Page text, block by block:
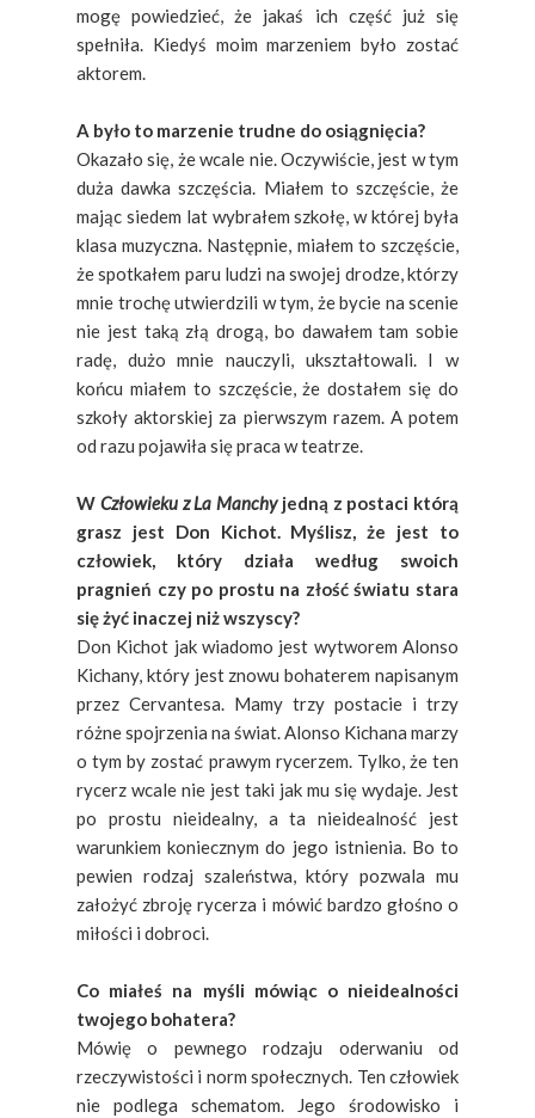
mogę powiedzieć, że jakaś ich część już się
spełniła. Kiedyś moim marzeniem było zostać
aktorem.
A było to marzenie trudne do osiągnięcia?
Okazało się, że wcale nie. Oczywiście, jest w tym
duża dawka szczęścia. Miałem to szczęście, że
mając siedem lat wybrałem szkołę, w której była
klasa muzyczna. Następnie, miałem to szczęście,
że spotkałem paru ludzi na swojej drodze, którzy
mnie trochę utwierdzili w tym, że bycie na scenie
nie jest taką złą drogą, bo dawałem tam sobie
radę, dużo mnie nauczyli, ukształtowali. I w
końcu miałem to szczęście, że dostałem się do
szkoły aktorskiej za pierwszym razem. A potem
od razu pojawiła się praca w teatrze.
W Człowieku z La Manchyjedną z postaci którą
grasz jest Don Kichot. Myślisz, że jest to
człowiek, który działa według swoich
pragnień czy po prostu na złość światu stara
się żyć inaczej niż wszyscy?
Don Kichot jak wiadomo jest wytworem Alonso
Kichany, który jest znowu bohaterem napisanym
przez Cervantesa. Mamy trzy postacie i trzy
różne spojrzenia na świat. Alonso Kichana marzy
o tym by zostać prawym rycerzem. Tylko, że ten
rycerz wcale nie jest taki jak mu się wydaje. Jest
po prostu nieidealny, a ta nieidealność jest
warunkiem koniecznym do jego istnienia. Bo to
pewien rodzaj szaleństwa, który pozwala mu
założyć zbroję rycerza i mówić bardzo głośno o
miłości i dobroci.
Co miałeś na myśli mówiąc o nieidealności
twojego bohatera?
Mówię o pewnego rodzaju oderwaniu od
rzeczywistości i norm społecznych. Ten człowiek
nie podlega schematom. Jego środowisko i